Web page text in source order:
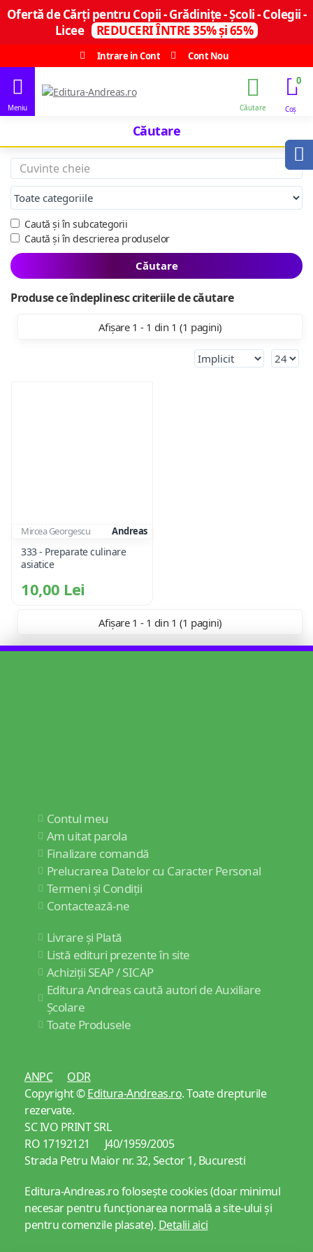
Ofertă de Cărți pentru Copii - Grădinițe - Școli - Colegii -
Licee
REDUCERI ÎNTRE 35% și 65%
Intrare in Cont
Cont Nou
0
Căutare
Caută și în subcategorii
Caută și în descrierea produselor
Căutare
Produse ce îndeplinesc criteriile de căutare
Afișare 1 - 1 din 1 (1 pagini)
Mircea Georgescu Andreas
333 - Preparate culinare
asiatice
10,00 Lei
Afișare 1 - 1 din 1 (1 pagini)
Contul meu
Am uitat parola
Finalizare comandă
Prelucrarea Datelor cu Caracter Personal
Termeni și Condiții
Contactează-ne
Livrare și Plată
Listă edituri prezente în site
Achiziții SEAP / SICAP
Editura Andreas caută autori de Auxiliare
Școlare
Toate Produsele
ANPC
ODR
Copyright ©Editura-Andreas.ro. Toate drepturile
rezervate.
SC IVO PRINT SRL
RO 17192121 J40/1959/2005
Strada Petru Maior nr. 32, Sector 1, Bucuresti
Editura-Andreas.ro folosește cookies (doar minimul
necesar pentru funcționarea normală a site-ului și
pentru comenzile plasate). Detalii aici